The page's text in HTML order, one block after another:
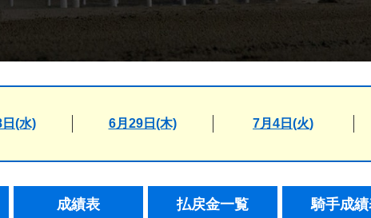
オッズ
番組編成要領
(水) 6月29日(木) 7月4日(火)
成績表 払戻金一覧 騎手成